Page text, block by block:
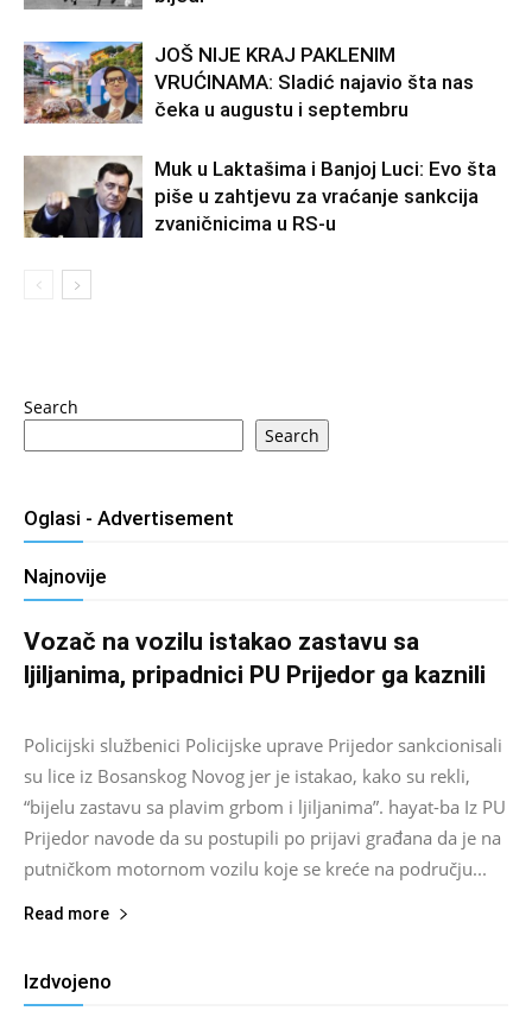
JOŠ NIJE KRAJ PAKLENIM
VRUĆINAMA: Sladić najavio šta nas
čeka u augustu i septembru
Muk u Laktašima i Banjoj Luci: Evo šta
piše u zahtjevu za vraćanje sankcija
zvaničnicima u RS-u
Search
Search
Oglasi - Advertisement
Najnovije
Vozač na vozilu istakao zastavu sa
ljiljanima, pripadnici PU Prijedor ga kaznili
Salim D. - August 7, 2026
Policijski službenici Policijske uprave Prijedor sankcionisali
su lice iz Bosanskog Novog jer je istakao, kako su rekli,
“bijelu zastavu sa plavim grbom i ljiljanima”. hayat-ba Iz PU
Prijedor navode da su postupili po prijavi građana da je na
putničkom motornom vozilu koje se kreće na području...
Read more
Izdvojeno